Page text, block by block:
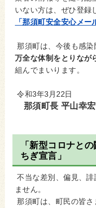
いない方は、ぜひ登録
「那須町安全安心メ
那須町は、今後も感
万全な体制をとりなが
組んでまいります。
令和3年3月22日
那須町長 平山幸宏
「新型コロナと
ちぎ宣言」
不当な差別、偏見、
ません。
那須町は、町民の皆